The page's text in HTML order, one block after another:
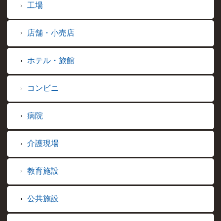
工場
店舗・小売店
ホテル・旅館
コンビニ
病院
介護現場
教育施設
公共施設